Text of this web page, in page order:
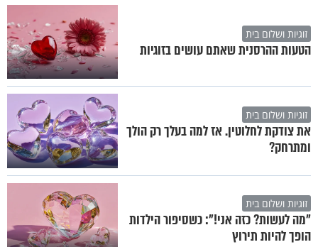
זוגיות ושלום בית
הטעות ההרסנית שאתם עושים בזוגיות
זוגיות ושלום בית
את צודקת לחלוטין. אז למה בעלך רק הולך
ומתרחק?
זוגיות ושלום בית
"מה לעשות? כזה אני!": כשסיפור הילדות
הופך להיות תירוץ